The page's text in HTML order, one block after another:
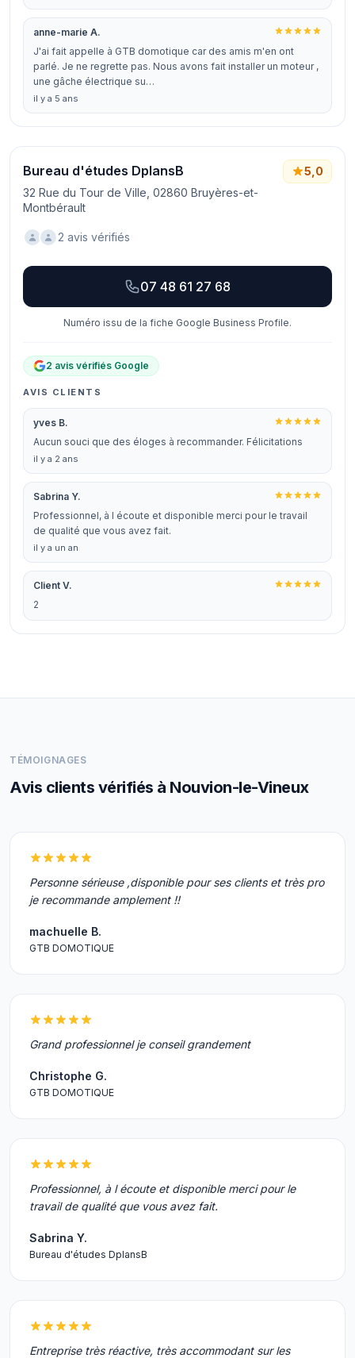
anne-marie A.
J'ai fait appelle à GTB domotique car des amis m'en ont
parlé. Je ne regrette pas. Nous avons fait installer un moteur ,
une gâche électrique su…
il y a 5 ans
Bureau d'études DplansB
32 Rue du Tour de Ville, 02860 Bruyères-et-
Montbérault
5,0
2 avis vérifiés
07 48 61 27 68
Numéro issu de la fiche Google Business Profile.
2 avis vérifiés Google
AVIS CLIENTS
yves B.
Aucun souci que des éloges à recommander. Félicitations
il y a 2 ans
Sabrina Y.
Professionnel, à l écoute et disponible merci pour le travail
de qualité que vous avez fait.
il y a un an
Client V.
2
TÉMOIGNAGES
Avis clients vérifiés à Nouvion-le-Vineux
Personne sérieuse ,disponible pour ses clients et très pro
je recommande amplement !!
machuelle B.
GTB DOMOTIQUE
Grand professionnel je conseil grandement
Christophe G.
GTB DOMOTIQUE
Professionnel, à l écoute et disponible merci pour le
travail de qualité que vous avez fait.
Sabrina Y.
Bureau d'études DplansB
Entreprise très réactive, très accommodant sur les